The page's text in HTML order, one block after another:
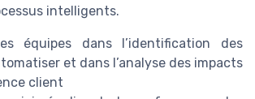
intelligents.
équipes dans l’identification des
et dans l’analyse des impacts
client